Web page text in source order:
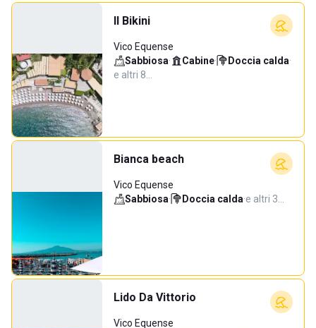
Il Bikini
Vico Equense
Sabbiosa· Cabine· Doccia calda·
e altri 8…
Bianca beach
Vico Equense
Sabbiosa· Doccia calda·e altri 3…
Lido Da Vittorio
Vico Equense